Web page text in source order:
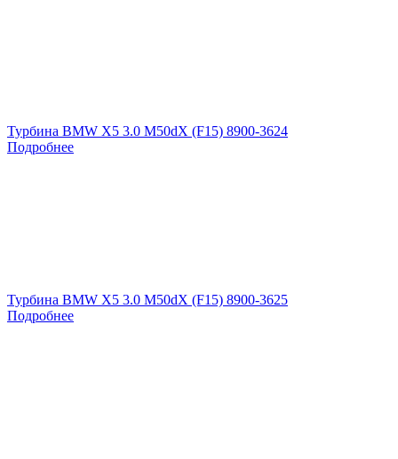
Турбина BMW X5 3.0 M50dX (F15) 8900-3624
Подробнее
Турбина BMW X5 3.0 M50dX (F15) 8900-3625
Подробнее